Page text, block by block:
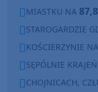
MIASTKU NA
STAROGARDZIE
KOŚCIERZYNIE NA
SĘPÓLNIE
CHOJNICACH,